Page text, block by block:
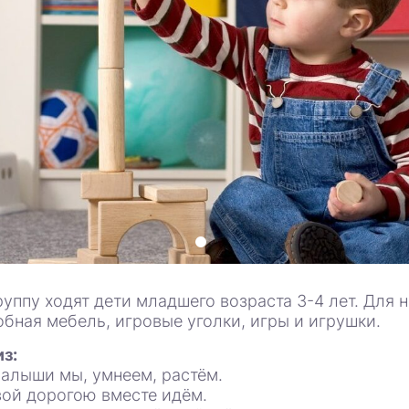
ходят дети младшего возраста 3-4 лет. Для
мебель, игровые уголки, игры и игрушки.
мы, умнеем, растём.
дорогою вместе идём.